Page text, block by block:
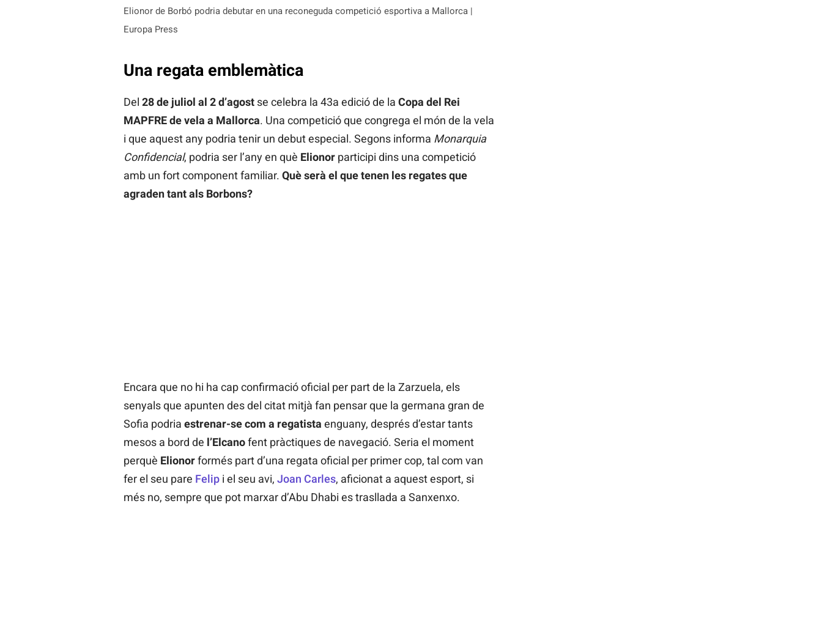
Elionor de Borbó podria debutar en una reconeguda competició esportiva a Mallorca |
Europa Press
Una regata emblemàtica
Del 28 de juliol al 2 d’agost se celebra la 43a edició de la Copa del Rei
MAPFRE de vela a Mallorca. Una competició que congrega el món de la vela
i que aquest any podria tenir un debut especial. Segons informa Monarquia
Confidencial, podria ser l’any en què Elionorparticipi dins una competició
amb un fort component familiar. Què serà el que tenen les regates que
agraden tant als Borbons?
Encara que no hi ha cap confirmació oficial per part de la Zarzuela, els
senyals que apunten des del citat mitjà fan pensar que la germana gran de
Sofia podria estrenar-se com a regatista enguany, després d’estar tants
mesos a bord de l’Elcanofent pràctiques de navegació. Seria el moment
perquè Elionorformés part d’una regata oficial per primer cop, tal com van
fer el seu pare Felipi el seu avi, Joan Carles, aficionat a aquest esport, si
més no, sempre que pot marxar d’Abu Dhabi es trasllada a Sanxenxo.